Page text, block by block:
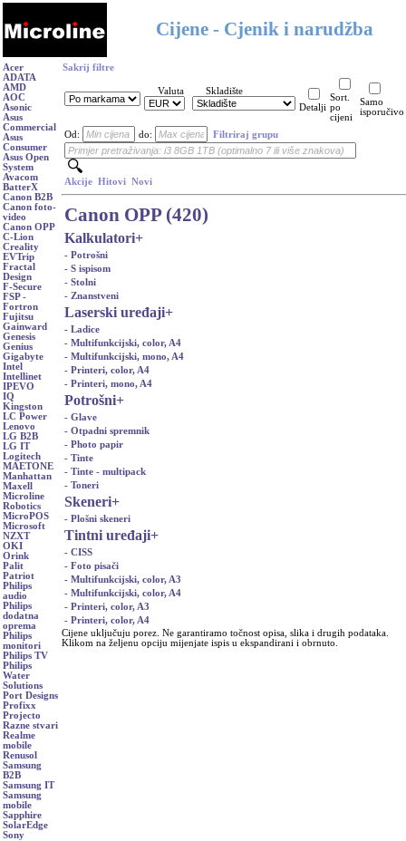
Cijene - Cjenik i narudžba
Acer
ADATA
AMD
AOC
Asonic
Asus
Commercial
Asus
Consumer
Asus Open
System
Avacom
BatterX
Canon B2B
Canon foto-
video
Canon OPP
C-Lion
Creality
EVTrip
Fractal
Design
F-Secure
FSP -
Fortron
Fujitsu
Gainward
Genesis
Genius
Gigabyte
Intel
Intellinet
IPEVO
IQ
Kingston
LC Power
Lenovo
LG B2B
LG IT
Logitech
MAETONE
Manhattan
Maxell
Microline
Robotics
MicroPOS
Microsoft
NZXT
OKI
Orink
Palit
Patriot
Philips
audio
Philips
dodatna
oprema
Philips
monitori
Philips TV
Philips
Water
Solutions
Port Designs
Profixx
Projecto
Razne stvari
Realme
mobile
Renusol
Samsung
B2B
Samsung IT
Samsung
mobile
Sapphire
SolarEdge
Sony
Sakrij filtre
Valuta
Skladište
Detalji
Sort.
po
cijeni
Samo
isporučivo
Od: do: Filtriraj grupu
Akcije Hitovi Novi
Canon OPP (420)
Kalkulatori+
- Potrošni
- S ispisom
- Stolni
- Znanstveni
Laserski uređaji+
- Ladice
- Multifunkcijski, color, A4
- Multifunkcijski, mono, A4
- Printeri, color, A4
- Printeri, mono, A4
Potrošni+
- Glave
- Otpadni spremnik
- Photo papir
- Tinte
- Tinte - multipack
- Toneri
Skeneri+
- Plošni skeneri
Tintni uređaji+
- CISS
- Foto pisači
- Multifunkcijski, color, A3
- Multifunkcijski, color, A4
- Printeri, color, A3
- Printeri, color, A4
Cijene uključuju porez. Ne garantiramo točnost opisa, slika i drugih podataka.
Klikom na željenu opciju mijenjate ispis u ekspandirani i obrnuto.